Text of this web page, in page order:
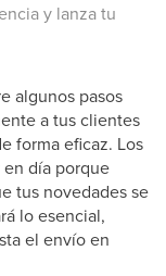
y lanza tu
algunos pasos
a tus clientes
forma eficaz. Los
día porque
tus novedades se
lo esencial,
el envío en